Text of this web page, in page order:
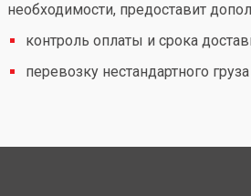
необходимости, предоставит
контроль оплаты и срока
перевозку нестандартного